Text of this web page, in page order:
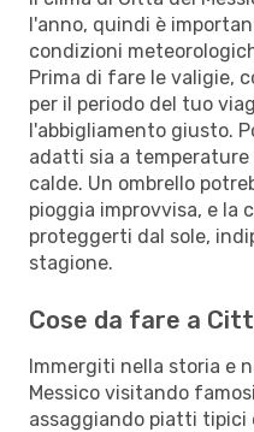
l'anno, quindi è
condizioni
Prima di fare le valigie,
per il periodo del tuo
l'abbigliamento giusto.
adatti sia a
calde. Un ombrello
pioggia improvvisa, e la
proteggerti dal sole,
stagione.
Cose da fare a
Immergiti nella storia e
Messico visitando
assaggiando piatti tipici